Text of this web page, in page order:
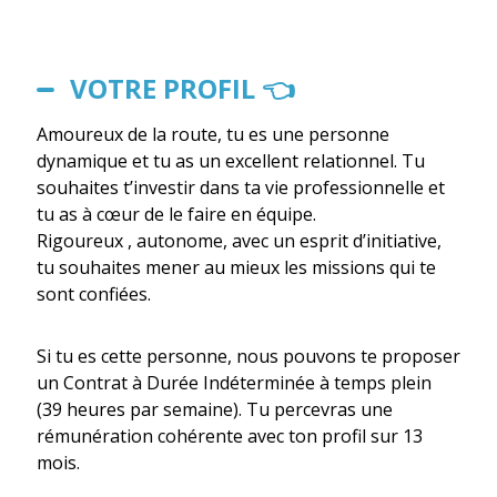
VOTRE PROFIL 👈
Amoureux de la route, tu es une personne
dynamique et tu as un excellent relationnel. Tu
souhaites t’investir dans ta vie professionnelle et
tu as à cœur de le faire en équipe.
Rigoureux , autonome, avec un esprit d’initiative,
tu souhaites mener au mieux les missions qui te
sont confiées.
Si tu es cette personne, nous pouvons te proposer
un Contrat à Durée Indéterminée à temps plein
(39 heures par semaine). Tu percevras une
rémunération cohérente avec ton profil sur 13
mois.